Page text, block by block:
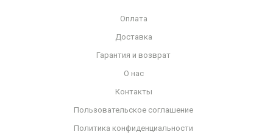
Оплата
Доставка
Гарантия и возврат
О нас
Контакты
Пользовательское соглашение
Политика конфиденциальности